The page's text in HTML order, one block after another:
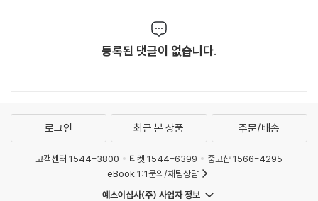
등록된 댓글이 없습니다.
로그인 최근 본 상품 주문/배송
고객센터 1544-3800 티켓 1544-6399
중고샵 1566-4295
eBook 1:1문의/채팅상담
예스이십사(주) 사업자 정보